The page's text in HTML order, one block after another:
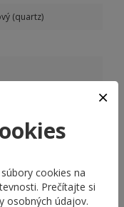
(quartz)
cookies na
Prečítajte si
osobných údajov.